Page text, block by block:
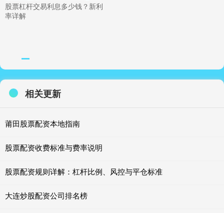
股票杠杆交易利息多少钱？新利
率详解
相关更新
莆田股票配资本地指南
股票配资收费标准与费率说明
股票配资规则详解：杠杆比例、风控与平仓标准
大连炒股配资公司排名榜